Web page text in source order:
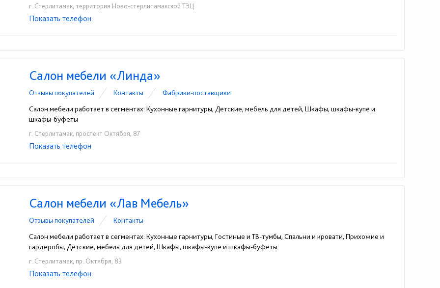
г. Стерлитамак, территория Ново-стерлитамакской ТЭЦ
☎+7 (987) 581-69-77
Показать телефон
Салон мебели «Линда»
Отзывы покупателей Контакты
Фабрики-поставщики
Салон мебели работает в сегментах: Кухонные гарнитуры, Детские, мебель для детей, Шкафы, шкафы-купе и
шкафы-буфеты
г. Стерлитамак, проспект Октября, 87
☎+7 987-615-51-78
Показать телефон
Салон мебели «Лав Мебель»
Отзывы покупателей
Контакты
Салон мебели работает в сегментах: Кухонные гарнитуры, Гостиные и ТВ-тумбы, Спальни и кровати, Прихожие и
гардеробы, Детские, мебель для детей, Шкафы, шкафы-купе и шкафы-буфеты
г. Стерлитамак, пр. Октября, 83
☎+7 (937) 844-84-74
Показать телефон